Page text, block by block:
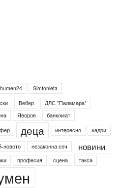
Simfonieta
Вебер
ДЛС "Паламара"
Яворов
банкомат
деца интересно кадри
новото незаконна сеч новини
професия сцена такса